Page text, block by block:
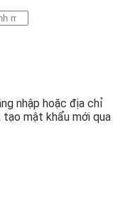
nhập hoặc địa chỉ
mật khẩu mới qua